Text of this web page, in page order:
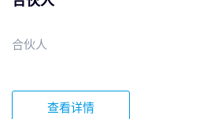
合伙人
查看详情